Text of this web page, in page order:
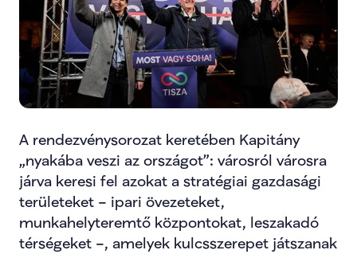
A rendezvénysorozat keretében Kapitány
„nyakába veszi az országot”: városról városra
járva keresi fel azokat a stratégiai gazdasági
területeket – ipari övezeteket,
munkahelyteremtő központokat, leszakadó
térségeket –, amelyek kulcsszerepet játszanak